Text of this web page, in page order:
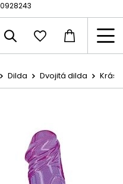
Dilda Dvojitá dilda